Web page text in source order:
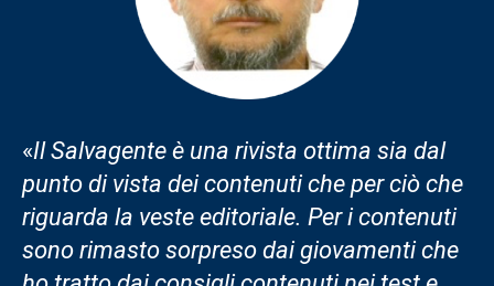
«Il Salvagente è una rivista ottima sia dal
punto di vista dei contenuti che per ciò che
riguarda la veste editoriale. Per i contenuti
sono rimasto sorpreso dai giovamenti che